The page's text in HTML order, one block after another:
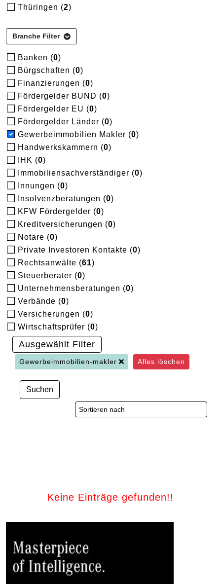
Thüringen (2)
Branche Filter
Banken (0)
Bürgschaften (0)
Finanzierungen (0)
Fördergelder BUND (0)
Fördergelder EU (0)
Fördergelder Länder (0)
Gewerbeimmobilien Makler (0)
Handwerkskammern (0)
IHK (0)
Immobiliensachverständiger (0)
Innungen (0)
Insolvenzberatungen (0)
KFW Fördergelder (0)
Kreditversicherungen (0)
Notare (0)
Private Investoren Kontakte (0)
Rechtsanwälte (61)
Steuerberater (0)
Unternehmensberatungen (0)
Verbände (0)
Versicherungen (0)
Wirtschaftsprüfer (0)
Ausgewählt Filter
Gewerbeimmobilien-makler Alles löschen
Suchen
Keine Einträge gefunden!!